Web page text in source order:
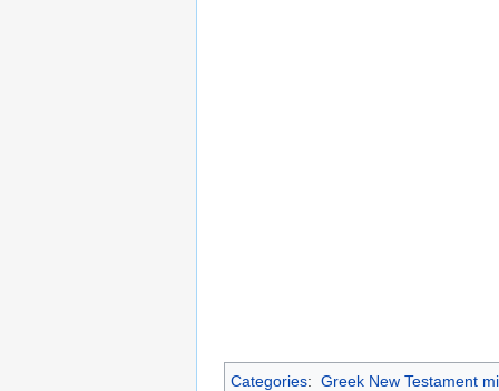
Categories: Greek New Testament